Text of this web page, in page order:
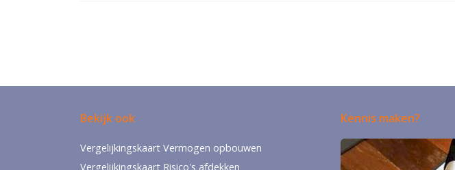
Bekijk ook
Vergelijkingskaart Vermogen opbouwen
Vergelijkingskaart Risico's afdekken
Kennis maken?